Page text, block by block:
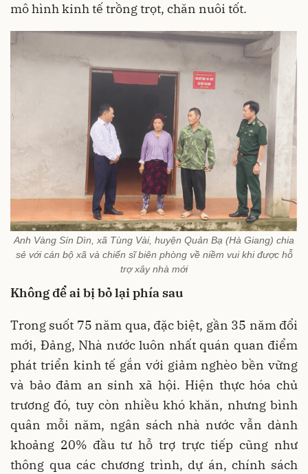
mô hình kinh tế trồng trọt, chăn nuôi tốt.
Anh Vàng Sín Dìn, xã Tùng Vài, huyện Quản Bạ (Hà Giang) chia
sẻ với cán bộ xã và chiến sĩ biên phòng về niềm vui khi được hỗ
trợ xây nhà mới
Không để ai bị bỏ lại phía sau
Trong suốt 75 năm qua, đặc biệt, gần 35 năm đổi
mới, Đảng, Nhà nước luôn nhất quán quan điểm
phát triển kinh tế gắn với giảm nghèo bền vững
và bảo đảm an sinh xã hội. Hiện thực hóa chủ
trương đó, tuy còn nhiều khó khăn, nhưng bình
quân mỗi năm, ngân sách nhà nước vẫn dành
khoảng 20% đầu tư hỗ trợ trực tiếp cũng như
thông qua các chương trình, dự án, chính sách